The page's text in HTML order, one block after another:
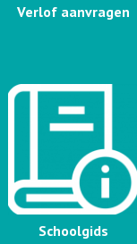
Verlof aanvragen
Schoolgids